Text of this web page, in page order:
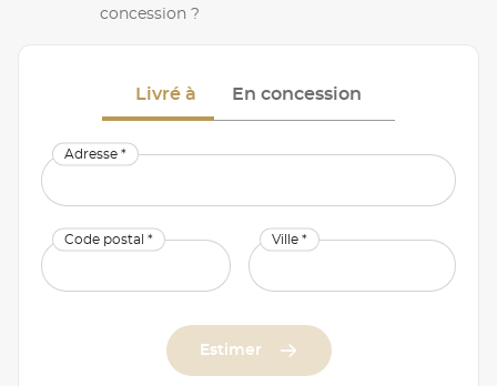
concession ?
Livré à En concession
Adresse *
Code postal * Ville *
Estimer